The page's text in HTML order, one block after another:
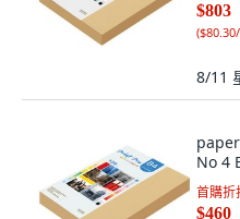
$803
(
8/11
No 4
首購折
$460